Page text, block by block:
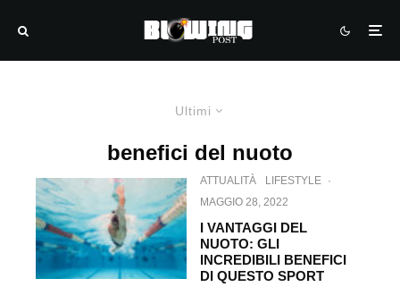
Ultimi
benefici del nuoto
ATTUALITÀ LIFESTYLE ·
MAGGIO 28, 2022
I VANTAGGI DEL
NUOTO: GLI
INCREDIBILI BENEFICI
DI QUESTO SPORT